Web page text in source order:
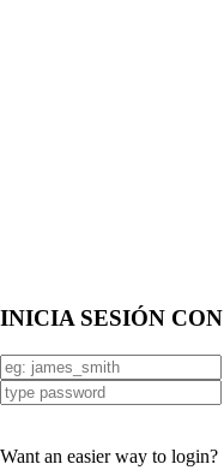
INICIA SESIÓN
Want an easier way to login?